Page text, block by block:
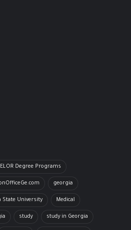
Degree Programs
georgia
State University Medical
study study in Georgia